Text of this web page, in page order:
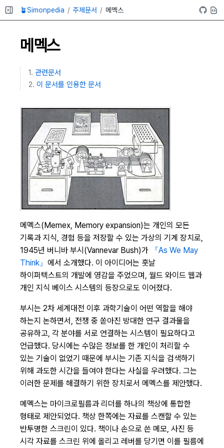
🪴Simonpedia 주제문서 메멕스
메멕스
관련문서
이 문서를 인용한 문서
메멕스(Memex, Memory expansion)는 개인의 모든
기록과 지식, 경험 등을 저장할 수 있는 가상의 기계 장치로,
1945년 버니바 부시(Vannevar Bush)가
『As We May
Think』 에서 소개했다. 이 아이디어는 훗날
하이퍼텍스트의 개발에 영감을 주었으며, 월드 와이드 웹과
개인 지식 베이스 시스템의 등장으로도 이어졌다.
부시는 2차 세계대전 이후 과학기술이 어떤 역할을 해야
하는지 논하면서, 전쟁 중 쏟아진 방대한 연구 결과물을
공유하고, 각 분야를 서로 연결하는 시스템이 필요하다고
언급했다. 당시에는 수많은 정보를 한 개인이 처리할 수
있는 기술이 없었기 때문에 부시는 기존 지식을 검색하기
위해 과도한 시간을 들여야 한다는 사실을 우려했다. 그는
이러한 문제를 해결하기 위한 장치로서 메멕스를 제안했다.
메멕스는 마이크로필름과 리더를 하나의 책상에 통합한
형태로 제안되었다. 책상 한쪽에는 자료를 스캔할 수 있는
반투명한 스크린이 있다. 책이나 손으로 쓴 메모, 사진 등
시각 자료를 스크린 위에 올리고 레버를 당기면 이를 필름에